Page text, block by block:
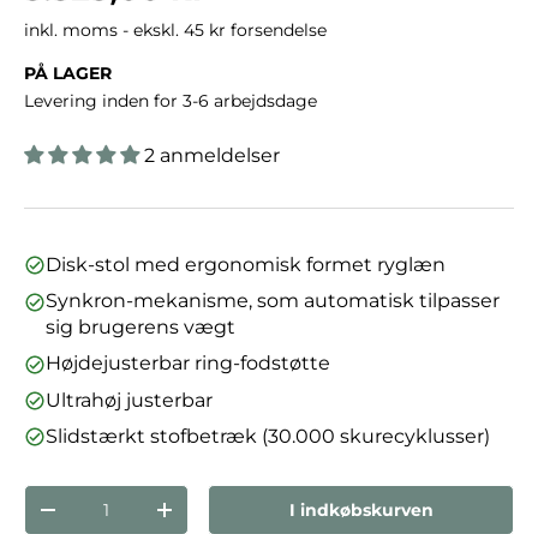
inkl. moms - ekskl. 45 kr forsendelse
PÅ LAGER
Levering inden for 3-6 arbejdsdage
2 anmeldelser
Disk-stol med ergonomisk formet ryglæn
Synkron-mekanisme, som automatisk tilpasser
sig brugerens vægt
Højdejusterbar ring-fodstøtte
Ultrahøj justerbar
Slidstærkt stofbetræk (30.000 skurecyklusser)
Antal
Reducer mængdenForøg mængdenI indkøbskurven